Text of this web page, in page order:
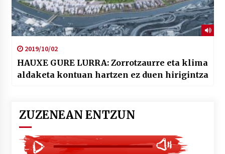
2019/10/02
HAUXE GURE LURRA: Zorrotzaurre eta klima
aldaketa kontuan hartzen ez duen hirigintza
ZUZENEAN ENTZUN